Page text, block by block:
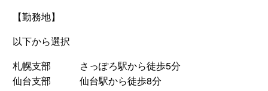
【勤務地】
以下から選択
札幌支部 さっぽろ駅から徒歩5分
仙台支部 仙台駅から徒歩8分